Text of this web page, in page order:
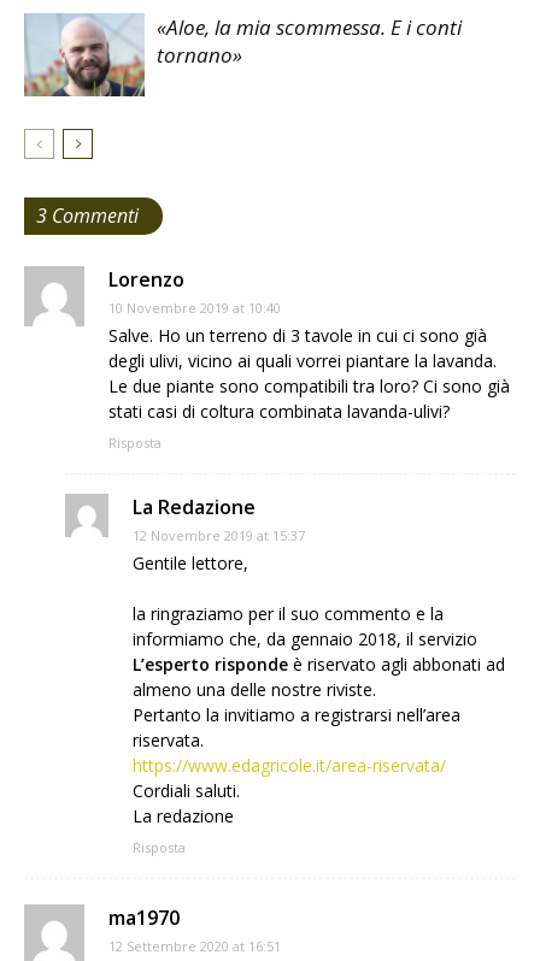
«Aloe, la mia scommessa. E i conti
tornano»
3 Commenti
Lorenzo
10 Novembre 2019 at 10:40
Salve. Ho un terreno di 3 tavole in cui ci sono già
degli ulivi, vicino ai quali vorrei piantare la lavanda.
Le due piante sono compatibili tra loro? Ci sono già
stati casi di coltura combinata lavanda-ulivi?
Risposta
La Redazione
12 Novembre 2019 at 15:37
Gentile lettore,
la ringraziamo per il suo commento e la
informiamo che, da gennaio 2018, il servizio
L’esperto risponde è riservato agli abbonati ad
almeno una delle nostre riviste.
Pertanto la invitiamo a registrarsi nell’area
riservata.
https://www.edagricole.it/area-riservata/
Cordiali saluti.
La redazione
Risposta
ma1970
12 Settembre 2020 at 16:51